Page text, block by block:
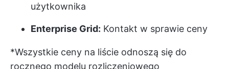
użytkownika
Enterprise Grid: Kontakt w sprawie ceny
*Wszystkie ceny na liście odnoszą się do
rocznego modelu rozliczeniowego